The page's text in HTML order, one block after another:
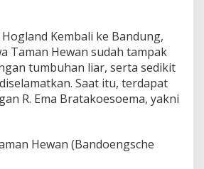
Kembali ke Bandung,
Taman Hewan sudah tampak
tumbuhan liar, serta sedikit
Saat itu, terdapat
R. Ema Bratakoesoema, yakni
Hewan (Bandoengsche